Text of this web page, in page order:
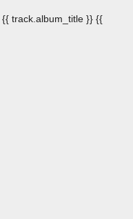
{{ track.album_title }} {{